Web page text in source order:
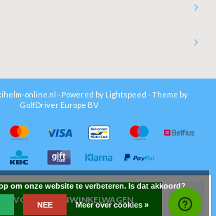
AAN WINKELWAGEN
online.nl - Powered by Lightspeed - Theme by
GolfDriver Europe BV
om onze website te verbeteren. Is dat akkoord?
NEE Meer over cookies »